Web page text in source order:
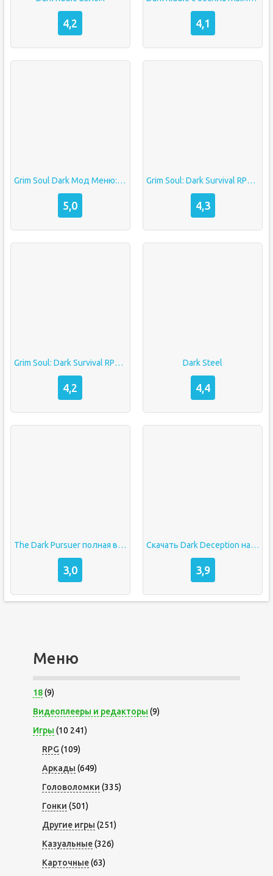
4,2 4,1
Grim Soul Dark Мод Меню: Бесконечный Крафт
5,0
Grim Soul: Dark Survival RPG (509020613) APK (Мод: бесплатный крафт/меню)
4,3
Grim Soul: Dark Survival RPG взлом Бесплатный крафт мод меню
4,2
Dark Steel
4,4
The Dark Pursuer полная версия
3,0
Скачать Dark Deception на Android (Последняя Версия 2023)
3,9
Меню
18(9)
Видеоплееры и редакторы (9)
Игры (10 241)
RPG (109)
Аркады (649)
Головоломки (335)
Гонки (501)
Другие игры (251)
Казуальные(326)
Карточные(63)